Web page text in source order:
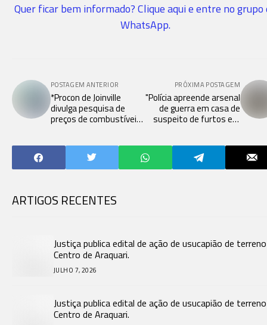
Quer ficar bem informado? Clique aqui e entre no grupo
WhatsApp.
POSTAGEM ANTERIOR
*Procon de Joinville
divulga pesquisa de
preços de combustíveis
PRÓXIMA POSTAGEM
"Polícia apreende arsenal
de guerra em casa de
suspeito de furtos em
ARTIGOS RECENTES
Justiça publica edital de ação de usucapião de
Centro de Araquari.
JULHO 7, 2026
Justiça publica edital de ação de usucapião de
Centro de Araquari.